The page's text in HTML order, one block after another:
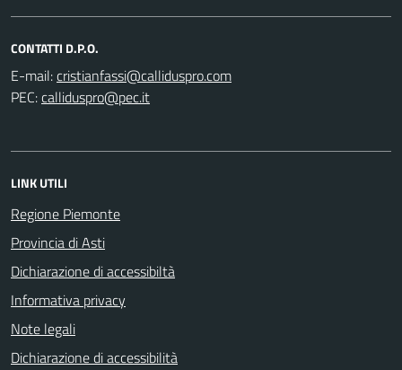
CONTATTI D.P.O.
E-mail:
PEC:
LINK UTILI
Regione Piemonte
Provincia di Asti
Dichiarazione di accessibiltà
Informativa privacy
Note legali
Dichiarazione di accessibilità